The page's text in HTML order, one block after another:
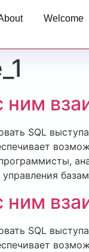
Welcome
ним
SQL
ним
SQL